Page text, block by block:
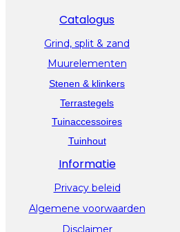
Catalogus
Grind, split & zand
Muurelementen
Stenen & klinkers
Terrastegels
Tuinaccessoires
Tuinhout
Informatie
Privacy beleid
Algemene voorwaarden
Disclaimer